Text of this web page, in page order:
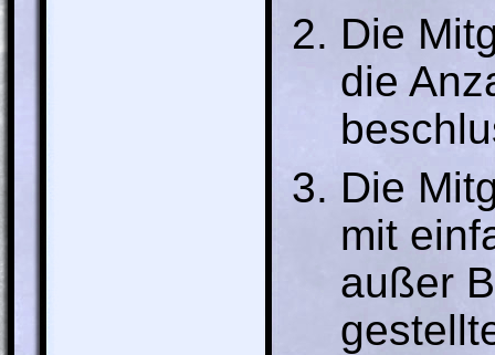
Die
die
Die
mit
außer